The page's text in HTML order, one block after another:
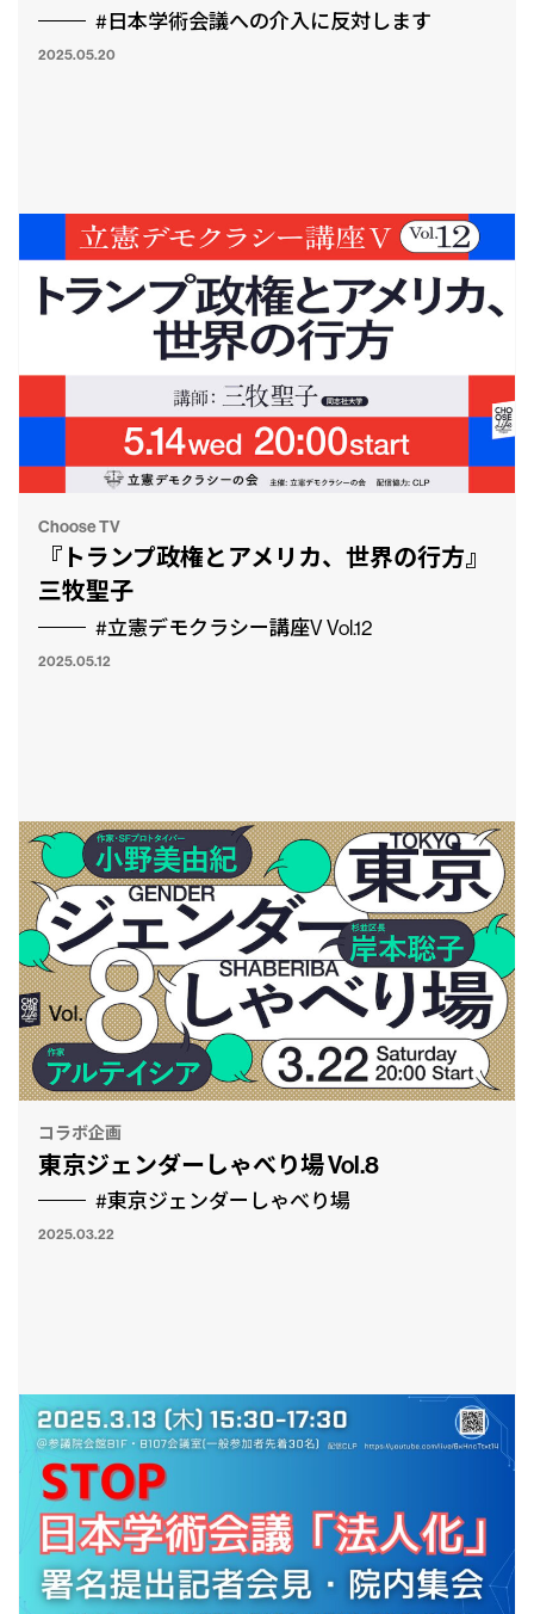
CLP市民と
#日本学術会議への介入に反対します
2025.05.20
Choose TV
『トランプ政権とアメリカ、世界の行方』
三牧聖子
#立憲デモクラシー講座V Vol.12
2025.05.12
コラボ企画
東京ジェンダーしゃべり場 Vol.8
#東京ジェンダーしゃべり場
2025.03.22